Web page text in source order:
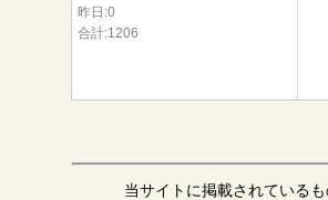
昨日:0
合計:1206
当サイトに掲載されている